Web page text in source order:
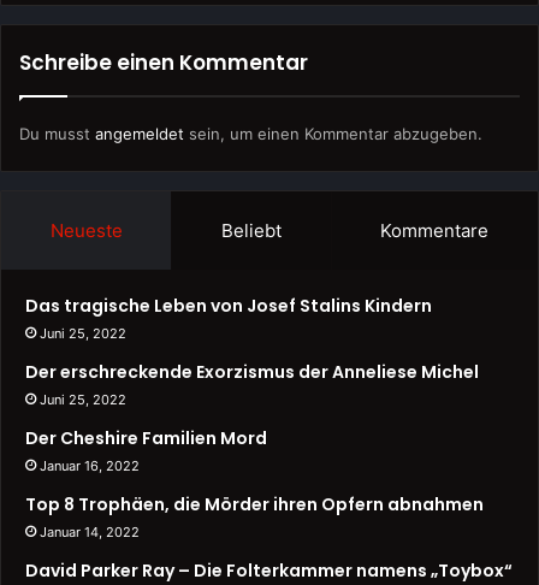
Schreibe einen Kommentar
Du musst angemeldet sein, um einen Kommentar abzugeben.
Neueste Beliebt Kommentare
Das tragische Leben von Josef Stalins Kindern
Juni 25, 2022
Der erschreckende Exorzismus der Anneliese Michel
Juni 25, 2022
Der Cheshire Familien Mord
Januar 16, 2022
Top 8 Trophäen, die Mörder ihren Opfern abnahmen
Januar 14, 2022
David Parker Ray – Die Folterkammer namens „Toybox“